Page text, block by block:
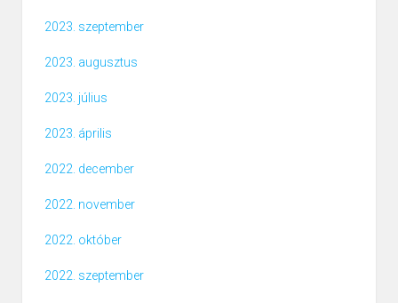
2023. szeptember
2023. augusztus
2023. július
2023. április
2022. december
2022. november
2022. október
2022. szeptember